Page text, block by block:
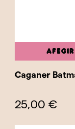
sinó que
d'humor i
treball. A
que
cultura pop
com
gamma de
justícia.
Caganer
25,00 €